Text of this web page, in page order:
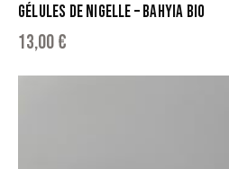
GÉLULES DE NIGELLE – BAHYIA BIO
13,00€